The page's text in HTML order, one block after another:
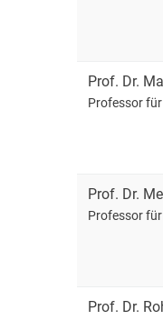
Prof. Dr.
Professor
Prof. Dr.
Professor
Prof. Dr.